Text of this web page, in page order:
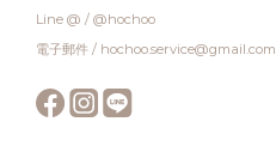
Line @ / @hochoo
電子郵件 / hochoo.service@gmail.com